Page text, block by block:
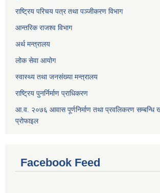
राष्ट्रिय परिचय पत्र तथा पञ्जीकरण विभाग
आन्तरिक राजश्व विभाग
अर्थ मन्त्रालय
लोक सेवा आयोग
स्वास्थ्य तथा जनसंख्या मन्त्रालय
राष्ट्रिय पुनर्निर्माण प्राधिकरण
आ.व. २०७६ आवास पूर्णनिर्माण तथा प्रवलिकरण सम्बन्धि
प्रोफाइल
Facebook Feed